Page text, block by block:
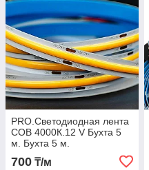
PRO.Светодиодная лента
COB 4000К.12 V Бухта 5
м. Бухта 5 м.
700 ₸/м